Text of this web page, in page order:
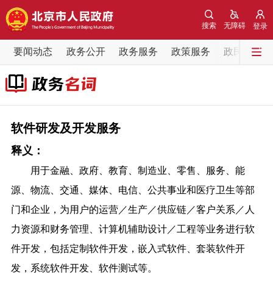
登录
无障碍
搜索
要闻动态 政务公开 政务服务 政策服务 政民互动
要闻动态
党中央精神
各区热点
政务公开
市领导 机构职能 政策服务
政策兑现 政策解读 回应关切
软件研发及开发服务
释义：
用于金融、政府、教育、制造业、零售、服务、能
源、物流、交通、媒体、电信、公共事业和医疗卫生等部
门和企业，为用户的运营／生产／供应链／客户关系／人
力资源和财务管理、计算机辅助设计／工程等业务进行软
件开发，包括定制软件开发，嵌入式软件、套装软件开
发，系统软件开发、软件测试等。